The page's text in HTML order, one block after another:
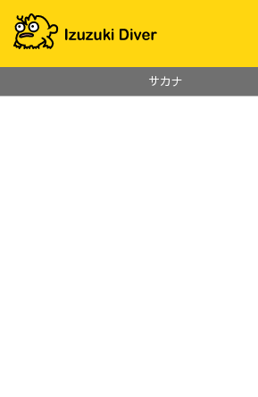
サカナ